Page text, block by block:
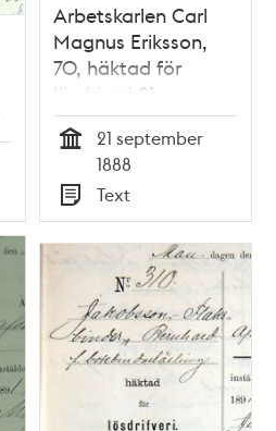
Arbetskarlen Carl
Magnus Eriksson,
70, häktad för
lösdriveri 21
september 1888 -
polisförhör
21 september
1888
Typ
Text